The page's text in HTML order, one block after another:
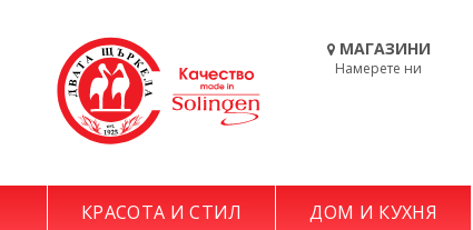
МАГАЗИНИ
Намерете ни
КРАСОТА И СТИЛ ДОМ И КУХНЯ